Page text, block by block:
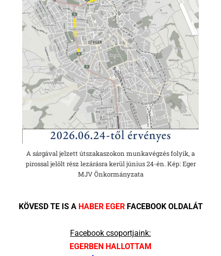
A sárgával jelzett útszakaszokon munkavégzés folyik, a
pirossal jelölt rész lezárásra kerül június 24-én. Kép: Eger
MJV Önkormányzata
KÖVESD TE IS A HABER EGERFACEBOOK OLDALÁT
Facebook csoportjaink:
EGERBEN HALLOTTAM